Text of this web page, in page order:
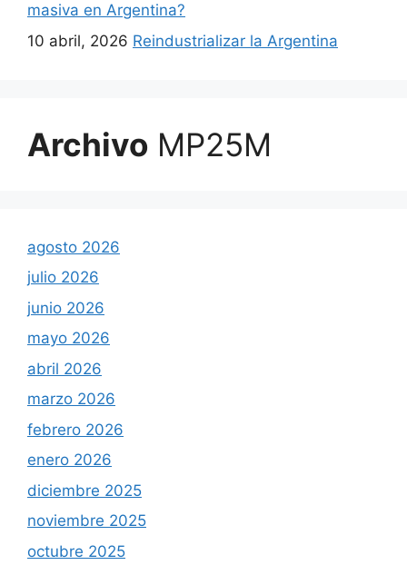
masiva en Argentina?
10 abril, 2026 Reindustrializar la Argentina
Archivo MP25M
agosto 2026
julio 2026
junio 2026
mayo 2026
abril 2026
marzo 2026
febrero 2026
enero 2026
diciembre 2025
noviembre 2025
octubre 2025